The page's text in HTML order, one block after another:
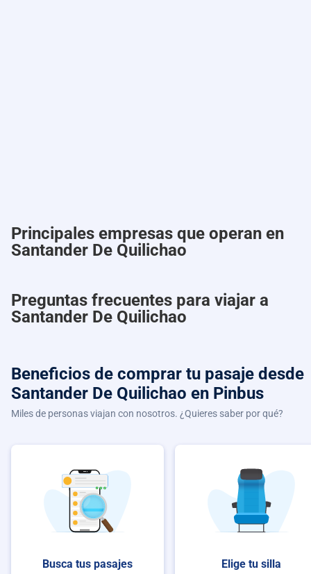
Principales empresas que operan en
Santander De Quilichao
Preguntas frecuentes para viajar a
Santander De Quilichao
Beneficios de comprar tu pasaje desde
Santander De Quilichao en Pinbus
Miles de personas viajan con nosotros. ¿Quieres saber por qué?
Busca tus pasajes Elige tu silla